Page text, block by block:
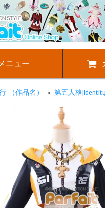
ニュー
（作品名） > 第五人格